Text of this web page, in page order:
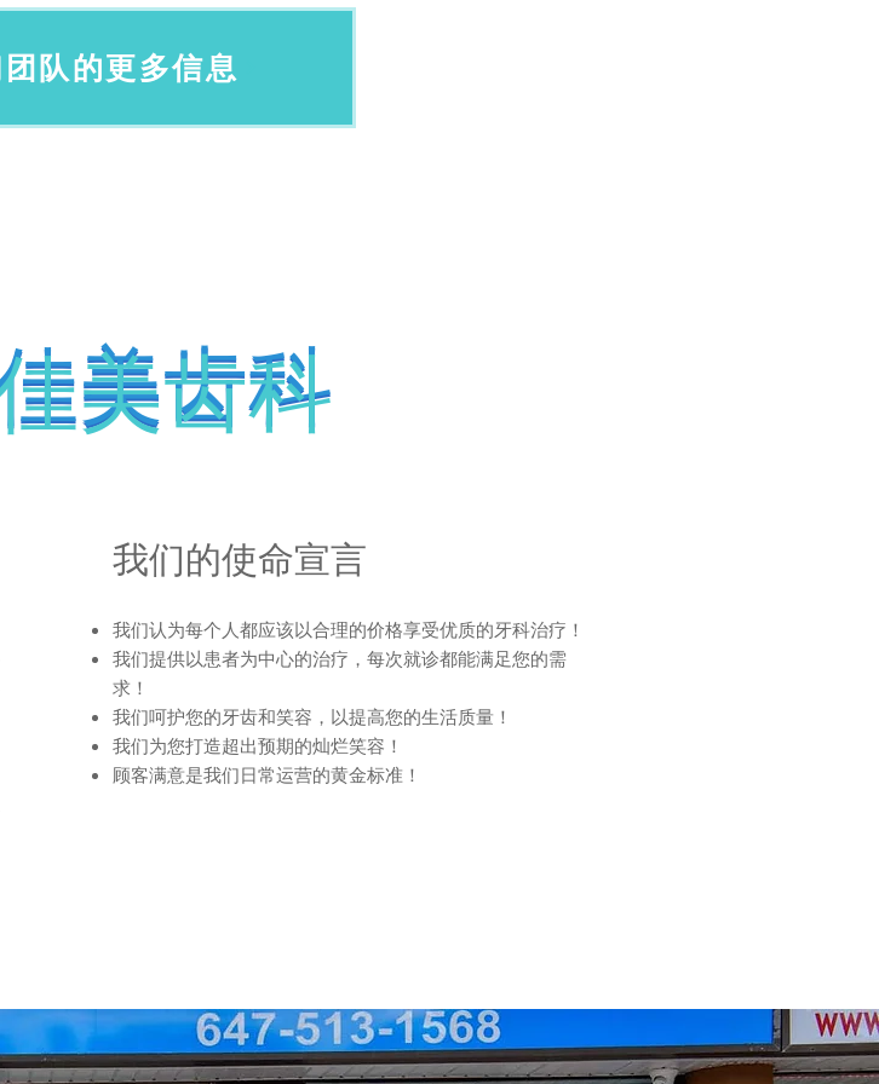
队的更多信息
美齿科
美齿科
美齿科
我们的使命宣言
我们认为每个人都应该以合理的价格享受优质的牙科治疗！
我们提供以患者为中心的治疗，每次就诊都能满足您的需
求！
我们呵护您的牙齿和笑容，以提高您的生活质量！
我们为您打造超出预期的灿烂笑容！
顾客满意是我们日常运营的黄金标准！